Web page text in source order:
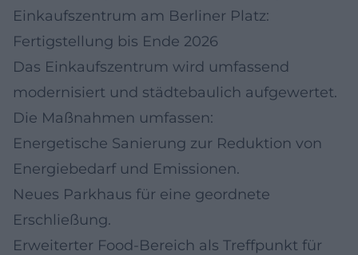
Einkaufszentrum am Berliner Platz:
Fertigstellung bis Ende 2026
Das Einkaufszentrum wird umfassend
modernisiert und städtebaulich aufgewertet.
Die Maßnahmen umfassen:
Energetische Sanierung zur Reduktion von
Energiebedarf und Emissionen.
Neues Parkhaus für eine geordnete
Erschließung.
Erweiterter Food-Bereich als Treffpunkt für